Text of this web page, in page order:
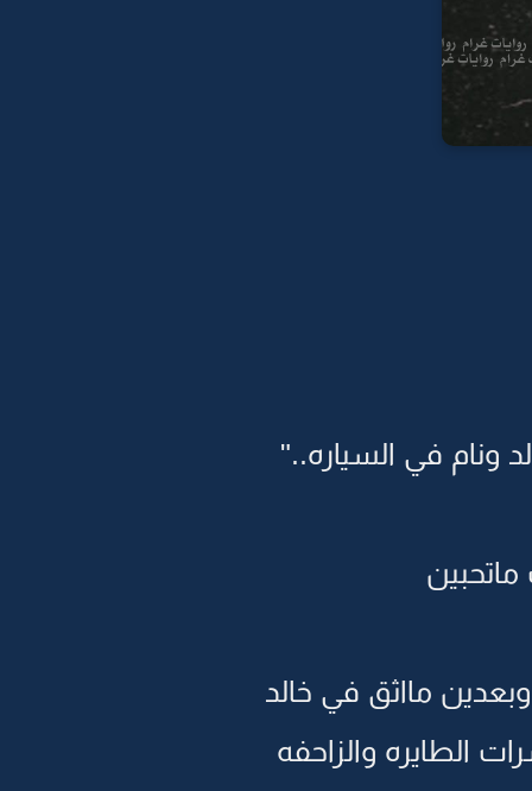
ونام في السياره.."
مااثق في خالد
الطايره والزاحفه